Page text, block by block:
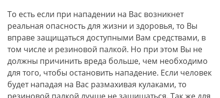
То есть если при нападении на Вас возникнет
реальная опасность для жизни и здоровья, то Вы
вправе защищаться доступными Вам средствами, в
том числе и резиновой палкой. Но при этом Вы не
должны причинить вреда больше, чем необходимо
для того, чтобы остановить нападение. Если человек
будет нападая на Вас размахивая кулаками, то